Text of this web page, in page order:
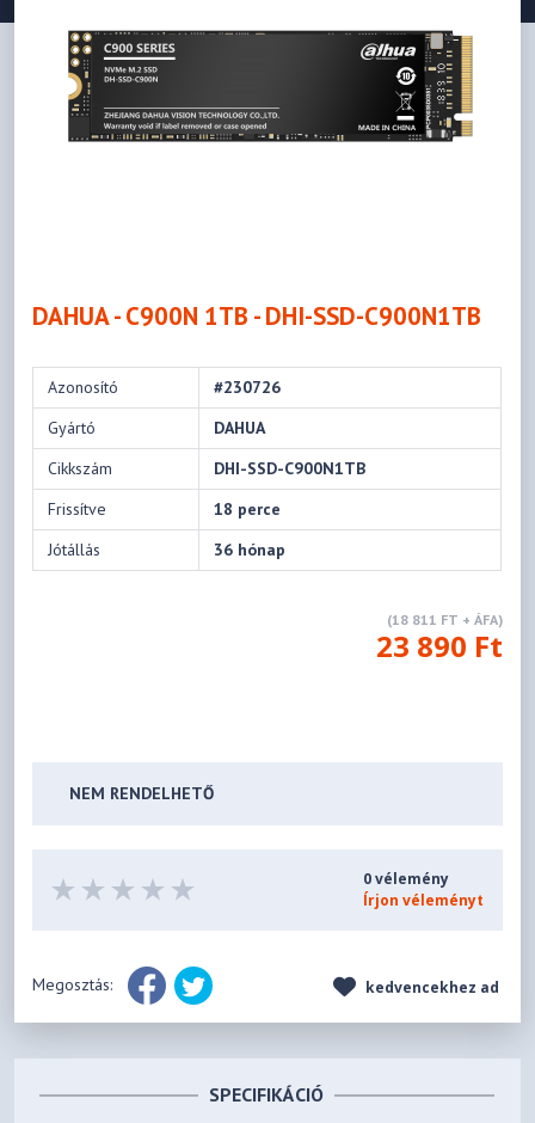
DAHUA - C900N 1TB - DHI-SSD-C900N1TB
Azonosító
#230726
Gyártó
DAHUA
Cikkszám
DHI-SSD-C900N1TB
Frissítve
18 perce
Jótállás
36 hónap
(18 811 FT + ÁFA)
23 890 Ft
NEM RENDELHETŐ
0 vélemény
Írjon véleményt
Megosztás: kedvencekhez ad
SPECIFIKÁCIÓ